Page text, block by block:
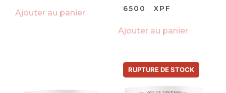
Ajouter au panier 6500 XPF
Ajouter au panier